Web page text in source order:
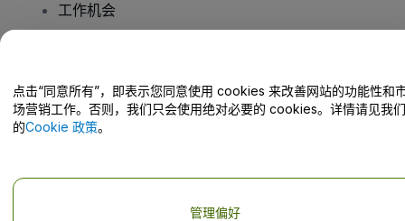
工作机会
帮助中心 / 联系我们
点击“同意所有”，即表示您同意使用 cookies 来改善网站的功能性和
场营销工作。否则，我们只会使用绝对必要的 cookies。详情请见我们
的Cookie 政策。
管理偏好